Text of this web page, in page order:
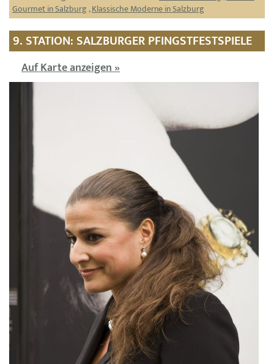
Gourmet in Salzburg ,Klassische Moderne in Salzburg
9. STATION: SALZBURGER PFINGSTFESTSPIELE
Auf Karte anzeigen »